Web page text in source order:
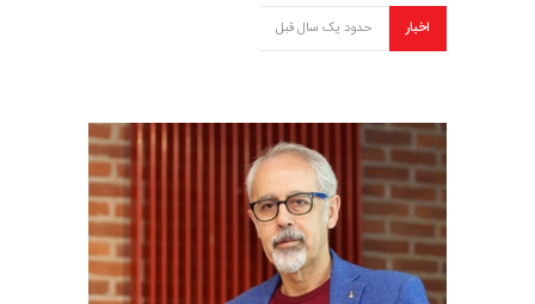
اخبار حدود یک سال قبل